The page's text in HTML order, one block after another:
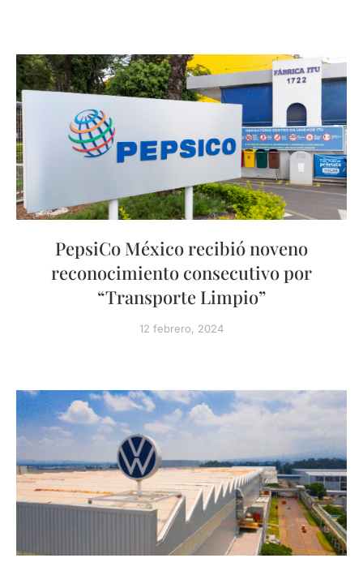
PepsiCo México recibió noveno
reconocimiento consecutivo por
“Transporte Limpio”
12 febrero, 2024